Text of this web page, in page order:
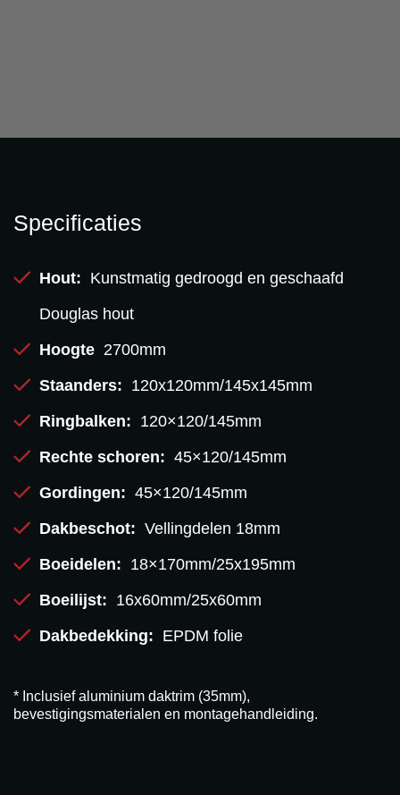
Specificaties
Hout: Kunstmatig gedroogd en geschaafd
Douglas hout
Hoogte 2700mm
Staanders: 120x120mm/145x145mm
Ringbalken: 120×120/145mm
Rechte schoren: 45×120/145mm
Gordingen: 45×120/145mm
Dakbeschot: Vellingdelen 18mm
Boeidelen: 18×170mm/25x195mm
Boeilijst: 16x60mm/25x60mm
Dakbedekking: EPDM folie
* Inclusief aluminium daktrim (35mm),
bevestigingsmaterialen en montagehandleiding.